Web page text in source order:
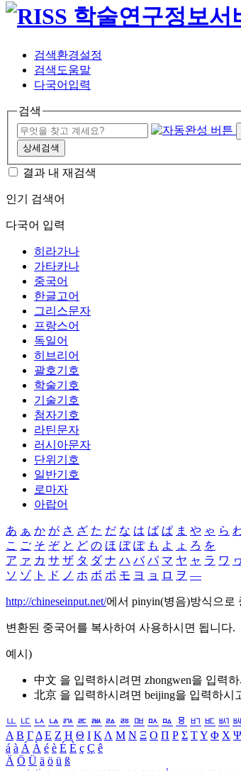
검색환경설정
검색도움말
다국어입력
검색
상세검색
결과 내 재검색
인기 검색어
다국어 입력
히라가나
가타카나
중국어
한글고어
그리스문자
프랑스어
독일어
히브리어
괄호기호
학술기호
기술기호
첨자기호
라틴문자
러시아문자
단위기호
일반기호
로마자
아랍어
あ ぁ か が さ ざ た だ な は ば ぱ ま や ゃ ら
こ ご そ ぞ と ど の ほ ぼ ぽ も よ ょ ろ を
ア ァ カ サ ザ タ ダ ナ ハ バ パ マ ヤ ャ ラ ワ ヮ
ソ ゾ ト ド ノ ホ ボ ポ モ ヨ ョ ロ ヲ ―
http://chineseinput.net/에서 pinyin(병음)방식으로
변환된 중국어를 복사하여 사용하시면 됩니다.
예시)
中文 을 입력하시려면 zhongwen을 입력
北京 을 입력하시려면 beijing을 입력하시
ㅥ ㅦ ㅧ ㅨ ㅩ ㅪ ㅫ ㅬ ㅭ ㅮ ㅯ ㅰ ㅱ ㅲ ㅳ ㅴ
Α Β ΓΔ Ε Ζ Η Θ Ι ΚΛ Μ Ν Ξ Ο Π Ρ Σ ΤΥ Φ Χ Ψ
á à Á À é è É È ç Ç ê
Ä Ö Ü ä ö ü ß